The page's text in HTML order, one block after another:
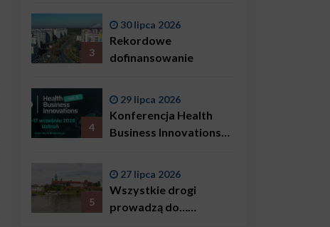
Bączkowski, mówi
wprost: problemem są
3
30 lipca 2026
Rekordowe
dofinansowanie
4
29 lipca 2026
Konferencja Health
Business Innovations
5
27 lipca 2026
Wszystkie drogi
prowadzą do…